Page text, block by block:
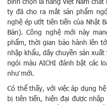
ty đã cho ra mắt sản phẩm
nghệ ép ướt tiên tiến của Nhật
Bản). Công nghệ mới này
phẩm, thời gian bảo hành lên
nhập khẩu, dây chuyền sản
ngói màu AICHI đánh bật các
như mới.
Có thể thấy, với việc áp dụng
bị tiên tiến, hiện đại được